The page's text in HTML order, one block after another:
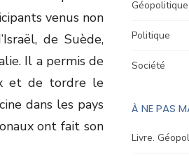
venus non
de Suède,
Il a permis de
et de tordre le
dans les pays
ont fait son
Géopolitique
Politique
Société
À NE PAS
Livre.